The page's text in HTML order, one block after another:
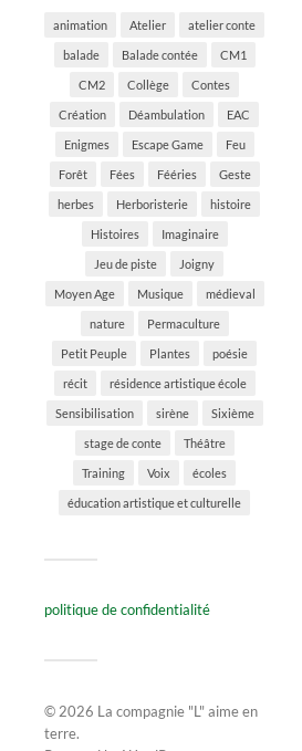
animation Atelier atelier conte
balade Balade contée CM1
CM2 Collège Contes
Création Déambulation EAC
Enigmes Escape Game Feu
Forêt Fées Fééries Geste
herbes Herboristerie histoire
Histoires Imaginaire
Jeu de piste Joigny
Moyen Age Musique médieval
nature Permaculture
Petit Peuple Plantes poésie
récit résidence artistique école
Sensibilisation sirène Sixième
stage de conte Théâtre
Training Voix écoles
éducation artistique et culturelle
politique de confidentialité
© 2026 La compagnie "L" aime en
terre.